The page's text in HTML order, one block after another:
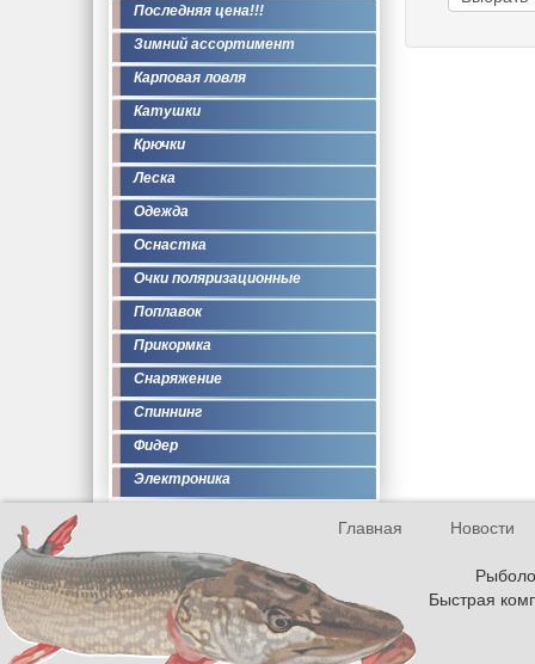
Последняя цена!!!
Зимний ассортимент
Карповая ловля
Катушки
Крючки
Леска
Одежда
Оснастка
Очки поляризационные
Поплавок
Прикормка
Снаряжение
Спиннинг
Фидер
Электроника
Главная
Новости
Быстрая